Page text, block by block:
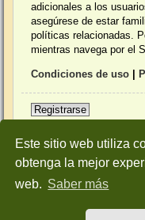
Este sitio web utiliza
obtenga la mejor
web. Saber más
adicionales a los
asegúrese de estar
políticas relacionadas.
mientras navega por el
Condiciones de uso
Registrarse
Inicio Índice general
Desarrollado porphpBB